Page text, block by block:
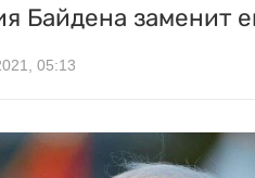
Байдена заменит
05:13